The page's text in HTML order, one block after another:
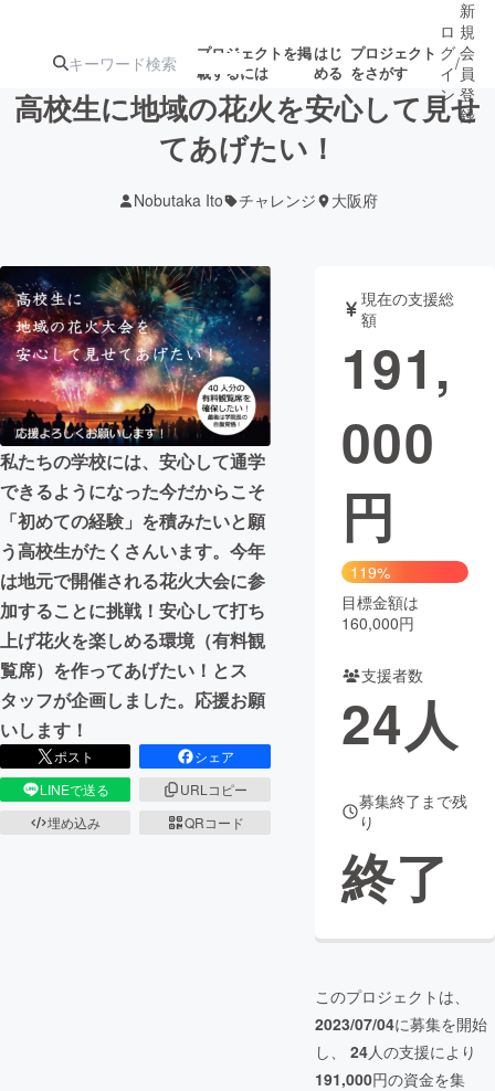
プロジェクトを掲
載するには
はじ
める
プロジェクト
をさがす
ターン
ジェクト
募集終了が近いプ
ロジェクト
アート・写真 音楽
テクノロジー・ガジェット ゲーム・サ
映像・映画
ビジネス・起業
まちづくり・地域活性化
CAMPFIRE for Social Good
CAMPFIRE Creation
CAMPFIREふるさと納税machi-ya コミュニティ
ロ
グ
イ
ン
/
新
規
会
員
登
録
高校生に地域の花火を安心して見せ
てあげたい！
Nobutaka Ito チャレンジ 大阪府
私たちの学校には、安心して通学
できるようになった今だからこそ
「初めての経験」を積みたいと願
う高校生がたくさんいます。今年
は地元で開催される花火大会に参
加することに挑戦！安心して打ち
上げ花火を楽しめる環境（有料観
覧席）を作ってあげたい！とス
タッフが企画しました。応援お願
いします！
ポスト
シェア
LINEで送る
URLコピー
埋め込み
QRコード
現在の支援総
額
191,
000
円
119%
目標金額は
160,000円
支援者数
24人
募集終了まで残
り
終了
このプロジェクトは、
2023/07/04に募集を開始
し、 24人の支援により
191,000円の資金を集